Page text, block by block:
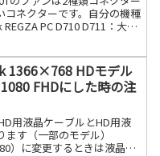
コネクターです。自分の機種
PC D710 D711：大き
1366×768 HDモデル
FHDにした時の注
用液晶ケーブルとHD用液
す（一部のモデル）
）に変更するときは液晶パ